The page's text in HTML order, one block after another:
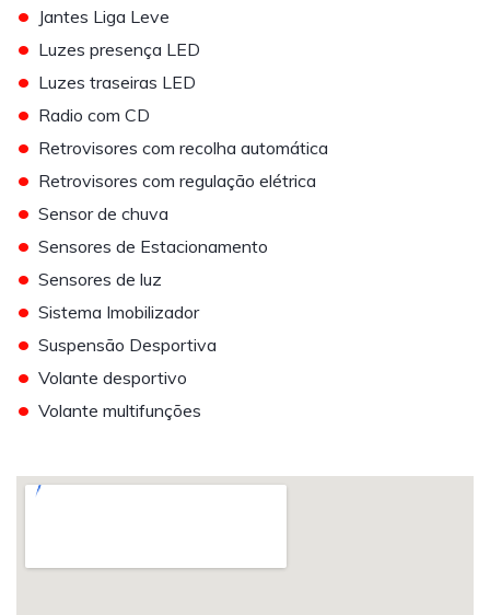
• Jantes Liga Leve
• Luzes presença LED
• Luzes traseiras LED
• Radio com CD
• Retrovisores com recolha automática
• Retrovisores com regulação elétrica
• Sensor de chuva
• Sensores de Estacionamento
• Sensores de luz
• Sistema Imobilizador
• Suspensão Desportiva
• Volante desportivo
• Volante multifunções